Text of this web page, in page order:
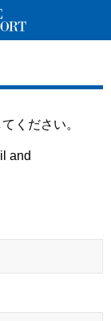
ください。
and